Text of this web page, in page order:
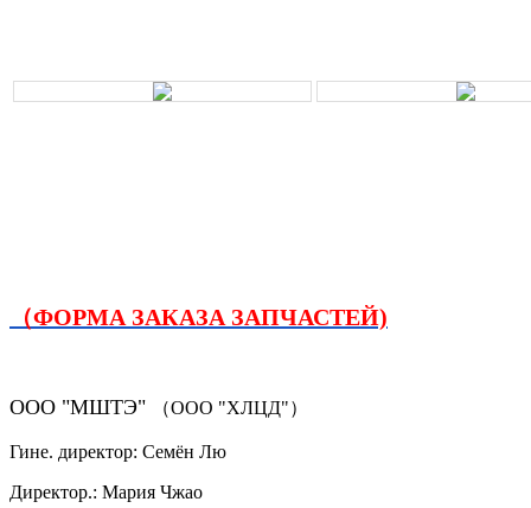
（ФОРМА ЗАКАЗА ЗАПЧАСТЕЙ)
ООО "МШТЭ" （ООО "ХЛЦД"）
Гине. директор: Семён Лю
Директор.: Мария Чжао